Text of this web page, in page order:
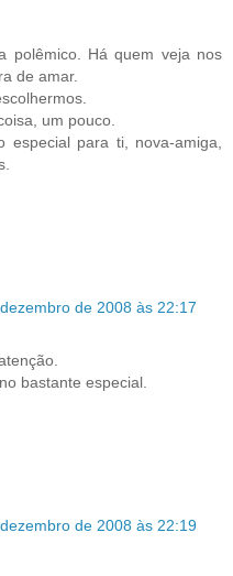
polêmico. Há quem veja nos
de amar.
um pouco.
para ti, nova-amiga,
de 2008 às 22:17
bastante especial.
de 2008 às 22:19